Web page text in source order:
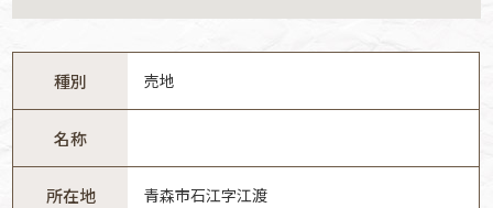
種別 売地
名称
所在地 青森市石江字江渡